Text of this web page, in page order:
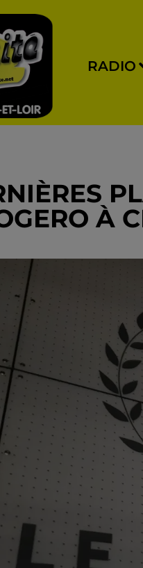
RADIO
À